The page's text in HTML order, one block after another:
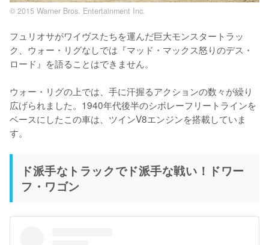
© 2015 Warner Bros. Entertainment Inc.
フュリオサがワイヴスたちを運んだ巨大モンスタートラッ
ク、ウォー・リグなしでは『マッド・マックス怒りのデス・
ロード』を語ることはできません。
ウォー・リグの上では、手に汗握るアクションの数々が繰り
広げられました。1940年代後半のシボレーフリートラインを
ベースにしたこの車は、ツインV8エンジンを搭載していま
す。
ド派手なトラックでド派手な戦い！ドワー
フ・ワゴン